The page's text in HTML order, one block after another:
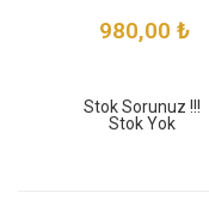
980,00 ₺
Stok Sorunuz !!!
Stok Yok